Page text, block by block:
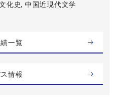
化史, 中国近現代文学
一覧
情報